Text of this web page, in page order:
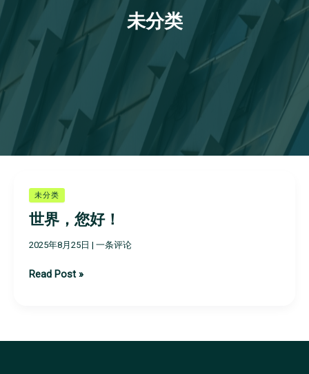
未分类
未分类
世界，您好！
2025年8月25日 | 一条评论
世
界，
您
好！
Read Post »